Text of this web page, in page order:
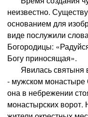
неизвестно.
основанием для
виде послужили
Богородицы:
Богу приносящая».
Явилась святыня
- мужском монастыре
она в небрежении
монастырских ворот.